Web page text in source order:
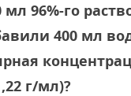
мл 96%-го
400 мл
г/мл)?